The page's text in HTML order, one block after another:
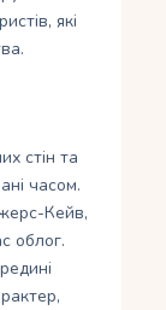
які
стін та
часом.
Кейв,
облог.